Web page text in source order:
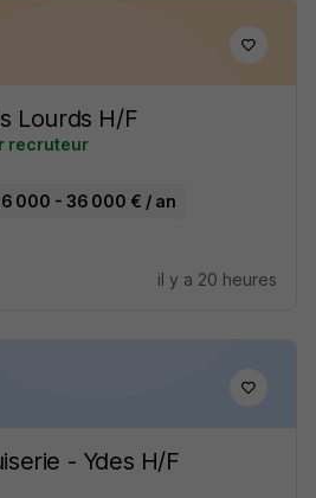
Lourds H/F
recruteur
000 - 36 000 € / an
il y a 20 heures
- Ydes H/F